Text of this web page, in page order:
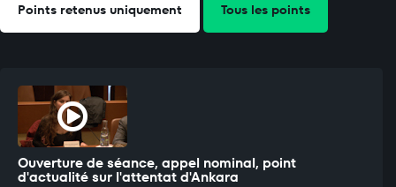
Points retenus uniquement Tous les points
Ouverture de séance, appel nominal, point
d'actualité sur l'attentat d'Ankara